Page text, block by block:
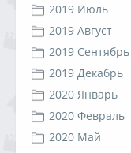
2019 Июль
2019 Август
2019 Сентябрь
2019 Декабрь
2020 Январь
2020 Февраль
2020 Май